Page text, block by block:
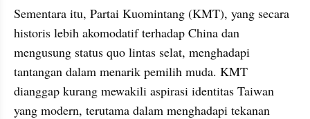
Sementara itu, Partai Kuomintang (KMT), yang secara
historis lebih akomodatif terhadap China dan
mengusung status quo lintas selat, menghadapi
tantangan dalam menarik pemilih muda. KMT
dianggap kurang mewakili aspirasi identitas Taiwan
yang modern, terutama dalam menghadapi tekanan